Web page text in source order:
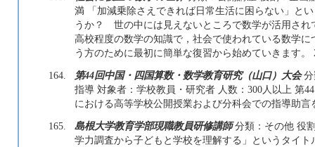
満 「加減乗除さえできれば日常生活に困らない」と
うか？ 世の中には見えないところで数学が活用さ
高校程度の数学の知識で，社会で使われている数学
う方のために最初に簡単な復習から始めていきます。
164.
第44回中国・四国算数・数学教育研究（山口）大会分
指導 対象者：学校教員・研究者 人数：300人以上 第
における高等学校公開授業および分科会での指導助言
165.
島根大学教育学部現職教員研修講師分類：その他 役
学力調査から子どもと学校を理解する」というタイ